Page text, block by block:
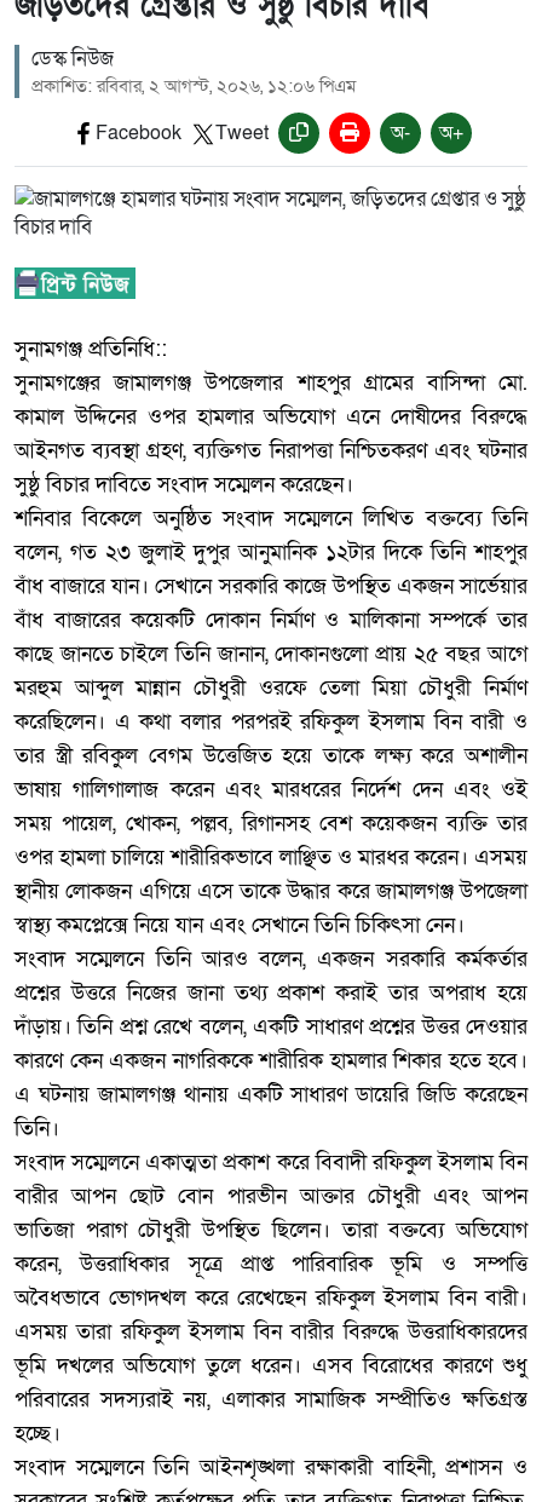
ডেস্ক নিউজ
প্রকাশিত: রবিবার, ২ আগস্ট, ২০২৬, ১২:০৬ পিএম
Facebook Tweet অ- অ+
‎সুনামগঞ্জ প্রতিনিধি::
‎সুনামগঞ্জের জামালগঞ্জ উপজেলার শাহপুর গ্রামের বাসিন্দা মো.
কামাল উদ্দিনের ওপর হামলার অভিযোগ এনে দোষীদের বিরুদ্ধে
আইনগত ব্যবস্থা গ্রহণ, ব্যক্তিগত নিরাপত্তা নিশ্চিতকরণ এবং ঘটনার
সুষ্ঠু বিচার দাবিতে সংবাদ সম্মেলন করেছেন।
‎শনিবার বিকেলে অনুষ্ঠিত সংবাদ সম্মেলনে লিখিত বক্তব্যে তিনি
বলেন, গত ২৩ জুলাই দুপুর আনুমানিক ১২টার দিকে তিনি শাহপুর
বাঁধ বাজারে যান। সেখানে সরকারি কাজে উপস্থিত একজন সার্ভেয়ার
বাঁধ বাজারের কয়েকটি দোকান নির্মাণ ও মালিকানা সম্পর্কে তার
কাছে জানতে চাইলে তিনি জানান, দোকানগুলো প্রায় ২৫ বছর আগে
মরহুম আব্দুল মান্নান চৌধুরী ওরফে তেলা মিয়া চৌধুরী নির্মাণ
করেছিলেন। এ কথা বলার পরপরই রফিকুল ইসলাম বিন বারী ও
তার স্ত্রী রবিকুল বেগম উত্তেজিত হয়ে তাকে লক্ষ্য করে অশালীন
ভাষায় গালিগালাজ করেন এবং মারধরের নির্দেশ দেন এবং ওই
সময় পায়েল, খোকন, পল্লব, রিগানসহ বেশ কয়েকজন ব্যক্তি তার
ওপর হামলা চালিয়ে শারীরিকভাবে লাঞ্ছিত ও মারধর করেন। এসময়
স্থানীয় লোকজন এগিয়ে এসে তাকে উদ্ধার করে জামালগঞ্জ উপজেলা
স্বাস্থ্য কমপ্লেক্সে নিয়ে যান এবং সেখানে তিনি চিকিৎসা নেন।
‎সংবাদ সম্মেলনে তিনি আরও বলেন, একজন সরকারি কর্মকর্তার
প্রশ্নের উত্তরে নিজের জানা তথ্য প্রকাশ করাই তার অপরাধ হয়ে
দাঁড়ায়। তিনি প্রশ্ন রেখে বলেন, একটি সাধারণ প্রশ্নের উত্তর দেওয়ার
কারণে কেন একজন নাগরিককে শারীরিক হামলার শিকার হতে হবে।
এ ঘটনায় জামালগঞ্জ থানায় একটি সাধারণ ডায়েরি জিডি করেছেন
তিনি।
‎সংবাদ সম্মেলনে একাত্মতা প্রকাশ করে বিবাদী রফিকুল ইসলাম বিন
বারীর আপন ছোট বোন পারভীন আক্তার চৌধুরী এবং আপন
ভাতিজা পরাগ চৌধুরী উপস্থিত ছিলেন। তারা বক্তব্যে অভিযোগ
করেন, উত্তরাধিকার সূত্রে প্রাপ্ত পারিবারিক ভূমি ও সম্পত্তি
অবৈধভাবে ভোগদখল করে রেখেছেন রফিকুল ইসলাম বিন বারী।
এসময় তারা রফিকুল ইসলাম বিন বারীর বিরুদ্ধে উত্তরাধিকারদের
ভূমি দখলের অভিযোগ তুলে ধরেন। এসব বিরোধের কারণে শুধু
পরিবারের সদস্যরাই নয়, এলাকার সামাজিক সম্প্রীতিও ক্ষতিগ্রস্ত
হচ্ছে।
‎সংবাদ সম্মেলনে তিনি আইনশৃঙ্খলা রক্ষাকারী বাহিনী, প্রশাসন ও